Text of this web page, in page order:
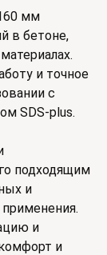
мм
в бетоне,
и точное
с
SDS-plus.
подходящим
и
и
и